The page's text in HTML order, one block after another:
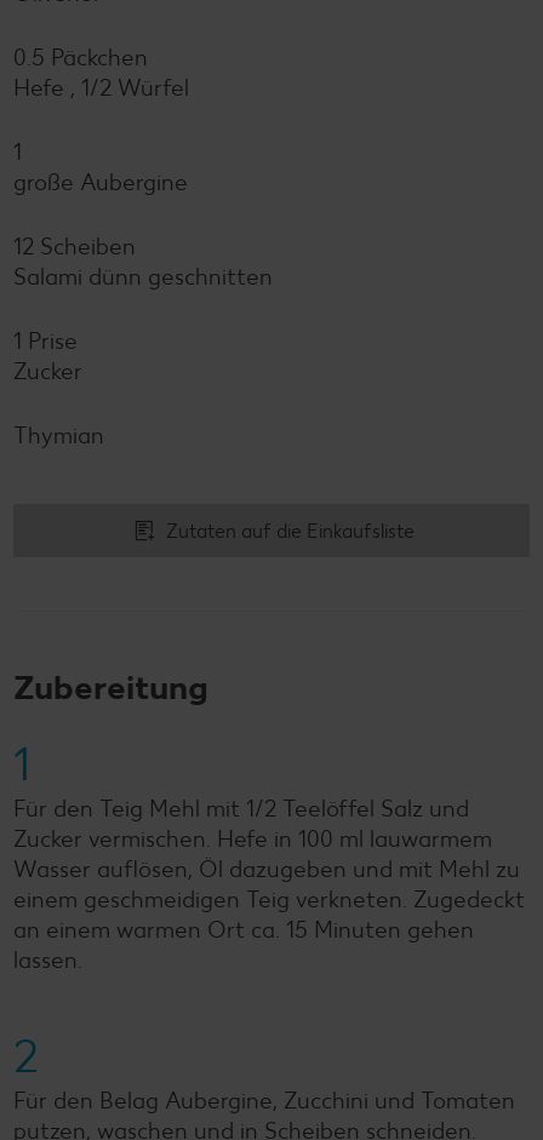
0.5 Päckchen
Hefe , 1/2 Würfel
1
große Aubergine
12 Scheiben
Salami dünn geschnitten
1 Prise
Zucker
Thymian
Zutaten auf die Einkaufsliste
Zubereitung
1
Für den Teig Mehl mit 1/2 Teelöffel Salz und
Zucker vermischen. Hefe in 100 ml lauwarmem
Wasser auflösen, Öl dazugeben und mit Mehl zu
einem geschmeidigen Teig verkneten. Zugedeckt
an einem warmen Ort ca. 15 Minuten gehen
lassen.
2
Für den Belag Aubergine, Zucchini und Tomaten
putzen, waschen und in Scheiben schneiden.